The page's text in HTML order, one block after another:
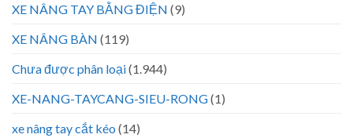
XE NÂNG TAY BẰNG ĐIỆN (9)
XE NÂNG BÀN (119)
Chưa được phân loại(1.944)
XE-NANG-TAYCANG-SIEU-RONG(1)
xe nâng tay cắt kéo (14)